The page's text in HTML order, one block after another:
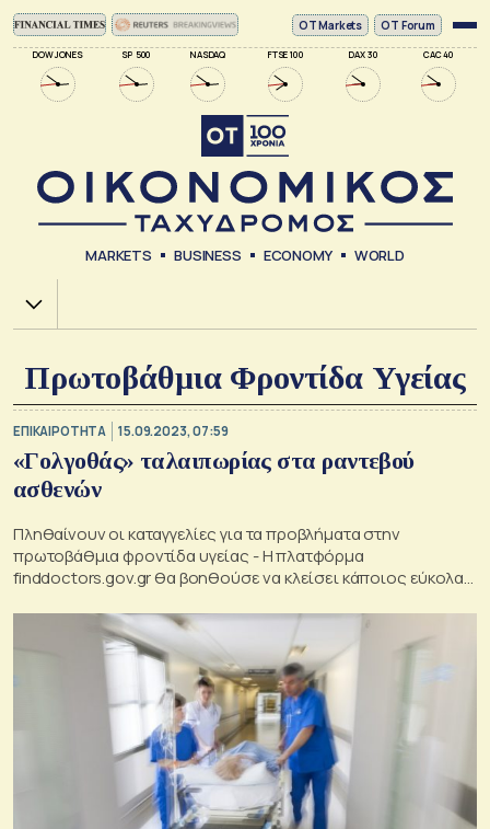
DOW JONES SP 500 NASDAQ FTSE 100 DAX 30 CAC 40
ΟΤ Markets OT Forum
MARKETS BUSINESS ECONOMY WORLD
Χ.Α.
Πρωτοβάθμια Φροντίδα Υγείας
ΕΠΙΚΑΙΡΟΤΗΤΑ 15.09.2023, 07:59
«Γολγοθάς» ταλαιπωρίας στα ραντεβού
ασθενών
Πληθαίνουν οι καταγγελίες για τα προβλήματα στην
πρωτοβάθμια φροντίδα υγείας - Η πλατφόρμα
finddoctors.gov.gr θα βοηθούσε να κλείσει κάποιος εύκολα